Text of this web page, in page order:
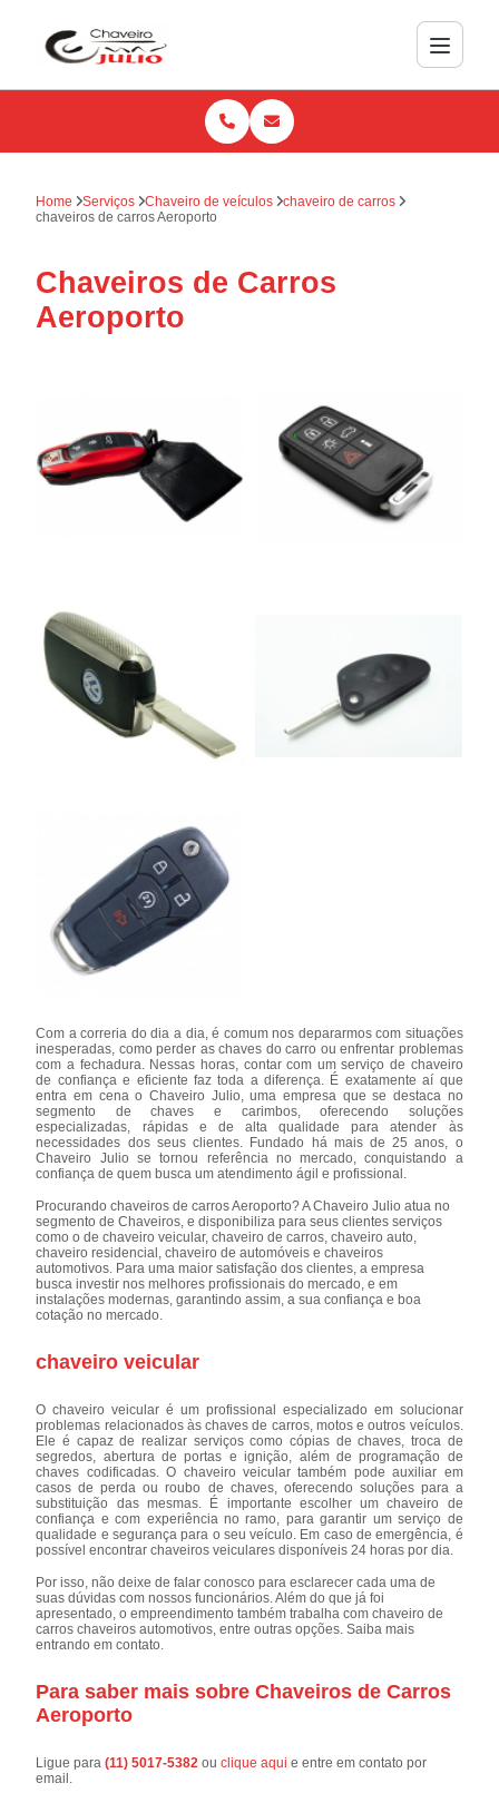
Home Serviços Chaveiro de veículos
chaveiro de carros
chaveiros de carros Aeroporto
Chaveiros de Carros
Aeroporto
Com a correria do dia a dia, é comum nos depararmos com situações
inesperadas, como perder as chaves do carro ou enfrentar problemas
com a fechadura. Nessas horas, contar com um serviço de chaveiro
de confiança e eficiente faz toda a diferença. É exatamente aí que
entra em cena o Chaveiro Julio, uma empresa que se destaca no
segmento de chaves e carimbos, oferecendo soluções
especializadas, rápidas e de alta qualidade para atender às
necessidades dos seus clientes. Fundado há mais de 25 anos, o
Chaveiro Julio se tornou referência no mercado, conquistando a
confiança de quem busca um atendimento ágil e profissional.
Procurando chaveiros de carros Aeroporto? A Chaveiro Julio atua no
segmento de Chaveiros, e disponibiliza para seus clientes serviços
como o de chaveiro veicular, chaveiro de carros, chaveiro auto,
chaveiro residencial, chaveiro de automóveis e chaveiros
automotivos. Para uma maior satisfação dos clientes, a empresa
busca investir nos melhores profissionais do mercado, e em
instalações modernas, garantindo assim, a sua confiança e boa
cotação no mercado.
chaveiro veicular
O chaveiro veicular é um profissional especializado em solucionar
problemas relacionados às chaves de carros, motos e outros veículos.
Ele é capaz de realizar serviços como cópias de chaves, troca de
segredos, abertura de portas e ignição, além de programação de
chaves codificadas. O chaveiro veicular também pode auxiliar em
casos de perda ou roubo de chaves, oferecendo soluções para a
substituição das mesmas. É importante escolher um chaveiro de
confiança e com experiência no ramo, para garantir um serviço de
qualidade e segurança para o seu veículo. Em caso de emergência, é
possível encontrar chaveiros veiculares disponíveis 24 horas por dia.
Por isso, não deixe de falar conosco para esclarecer cada uma de
suas dúvidas com nossos funcionários. Além do que já foi
apresentado, o empreendimento também trabalha com chaveiro de
carros chaveiros automotivos, entre outras opções. Saiba mais
entrando em contato.
Para saber mais sobre Chaveiros de Carros
Aeroporto
Ligue para(11) 5017-5382ouclique aqui e entre em contato por
email.